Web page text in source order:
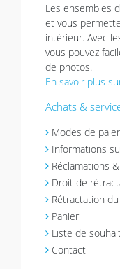
Les ensembles
et vous
intérieur. Avec
vous pouvez
de photos.
En savoir plus
Achats &
Modes de
Informations
Réclamations
Droit de
Rétractation
Panier
Liste de
Contact